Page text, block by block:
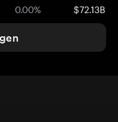
0.00% $72.13B